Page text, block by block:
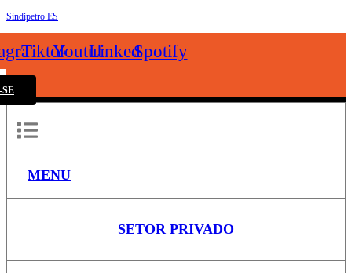
Sindipetro ES
TiktokYoutubeLinkedinSpotify
MENU
SETOR PRIVADO